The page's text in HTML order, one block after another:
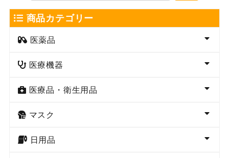
商品カテゴリー
医薬品
医療機器
医療品・衛生用品
マスク
日用品